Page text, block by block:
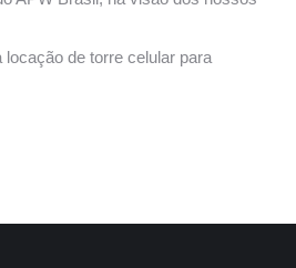
de torre celular para